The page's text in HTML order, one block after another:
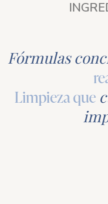
Fórmulas
Limpieza que